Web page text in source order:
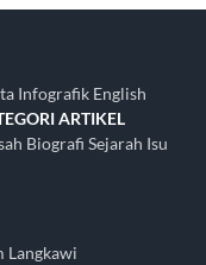
Infografik English
ARTIKEL
Biografi Sejarah Isu
Langkawi